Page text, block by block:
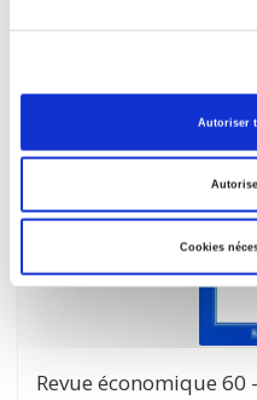
Autoriser
Cookies
Revue économique 60